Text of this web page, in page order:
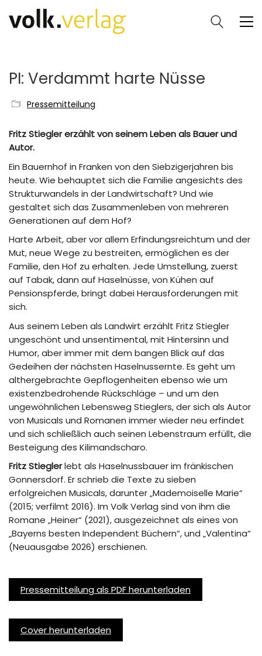
PI: Verdammt harte Nüsse
Pressemitteilung
Fritz Stiegler erzählt von seinem Leben als Bauer und
Autor.
Ein Bauernhof in Franken von den Siebzigerjahren bis
heute. Wie behauptet sich die Familie angesichts des
Strukturwandels in der Landwirtschaft? Und wie
gestaltet sich das Zusammenleben von mehreren
Generationen auf dem Hof?
Harte Arbeit, aber vor allem Erfindungsreichtum und der
Mut, neue Wege zu bestreiten, ermöglichen es der
Familie, den Hof zu erhalten. Jede Umstellung, zuerst
auf Tabak, dann auf Haselnüsse, von Kühen auf
Pensionspferde, bringt dabei Herausforderungen mit
sich.
Aus seinem Leben als Landwirt erzählt Fritz Stiegler
ungeschönt und unsentimental, mit Hintersinn und
Humor, aber immer mit dem bangen Blick auf das
Gedeihen der nächsten Haselnussernte. Es geht um
althergebrachte Gepflogenheiten ebenso wie um
existenzbedrohende Rückschläge – und um den
ungewöhnlichen Lebensweg Stieglers, der sich als Autor
von Musicals und Romanen immer wieder neu erfindet
und sich schließlich auch seinen Lebenstraum erfüllt, die
Besteigung des Kilimandscharo.
Fritz Stieglerlebt als Haselnussbauer im fränkischen
Gonnersdorf. Er schrieb die Texte zu sieben
erfolgreichen Musicals, darunter „Mademoiselle Marie“
(2015; verfilmt 2016). Im Volk Verlag sind von ihm die
Romane „Heiner“ (2021), ausgezeichnet als eines von
„Bayerns besten Independent Büchern“, und „Valentina“
(Neuausgabe 2026) erschienen.
Pressemitteilung als PDF herunterladen
Cover herunterladen